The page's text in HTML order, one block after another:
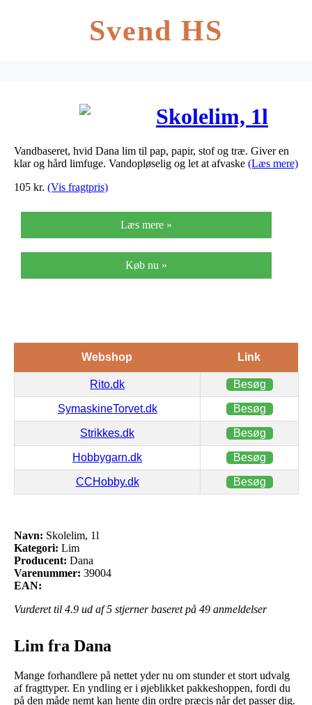
Svend HS
Skolelim, 1l
Vandbaseret, hvid Dana lim til pap, papir, stof og træ. Giver en
klar og hård limfuge. Vandopløselig og let at afvaske (Læs mere)
105 kr. (Vis fragtpris)
Læs mere »
Køb nu »
Webshop Link
Rito.dk Besøg
SymaskineTorvet.dk Besøg
Strikkes.dk Besøg
Hobbygarn.dk Besøg
CCHobby.dk Besøg
Navn: Skolelim, 1l
Kategori: Lim
Producent: Dana
Varenummer: 39004
EAN:
Vurderet til 4.9 ud af 5 stjerner baseret på 49 anmeldelser
Lim fra Dana
Mange forhandlere på nettet yder nu om stunder et stort udvalg
af fragttyper. En yndling er i øjeblikket pakkeshoppen, fordi du
på den måde nemt kan hente din ordre præcis når det passer dig.